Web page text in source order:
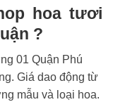
hoa tươi
?
01 Quận Phú
Giá dao động từ
mẫu và loại hoa.